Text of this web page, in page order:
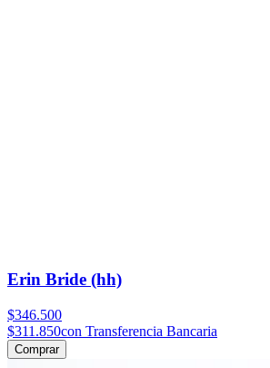
Erin Bride (hh)
$346.500
$311.850con Transferencia Bancaria
Comprar